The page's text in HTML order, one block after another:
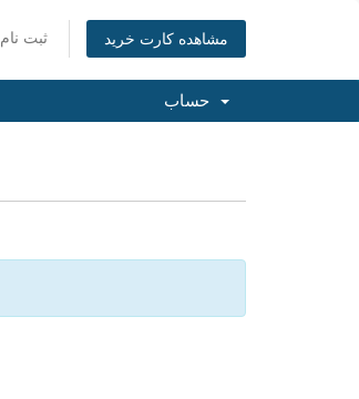
ثبت نام مشاهده کارت خرید